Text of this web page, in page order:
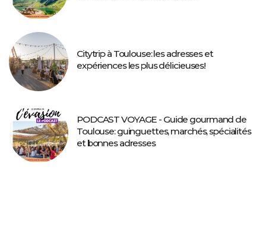
Citytrip à Toulouse: les adresses et
expériences les plus délicieuses!
PODCAST VOYAGE - Guide gourmand de
Toulouse: guinguettes, marchés, spécialités
et bonnes adresses